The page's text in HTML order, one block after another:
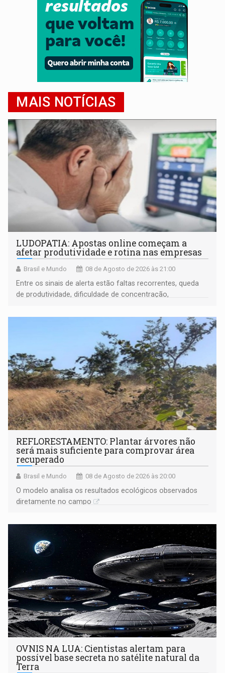
MAIS NOTÍCIAS
LUDOPATIA: Apostas online começam a
afetar produtividade e rotina nas empresas
Brasil e Mundo 08 de Agosto de 2026 às 21:00
Entre os sinais de alerta estão faltas recorrentes, queda
de produtividade, dificuldade de concentração,
REFLORESTAMENTO: Plantar árvores não
será mais suficiente para comprovar área
recuperado
Brasil e Mundo 08 de Agosto de 2026 às 20:00
O modelo analisa os resultados ecológicos observados
diretamente no campo
OVNIS NA LUA: Cientistas alertam para
possível base secreta no satélite natural da
Terra